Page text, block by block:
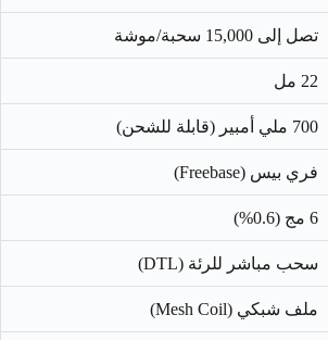
تصل إلى 15,000 سحبة/موشة
22 مل
700 ملي أمبير (قابلة للشحن)
فري بيس (Freebase)
6 مج (0.6%)
سحب مباشر للرئة (DTL)
ملف شبكي (Mesh Coil)